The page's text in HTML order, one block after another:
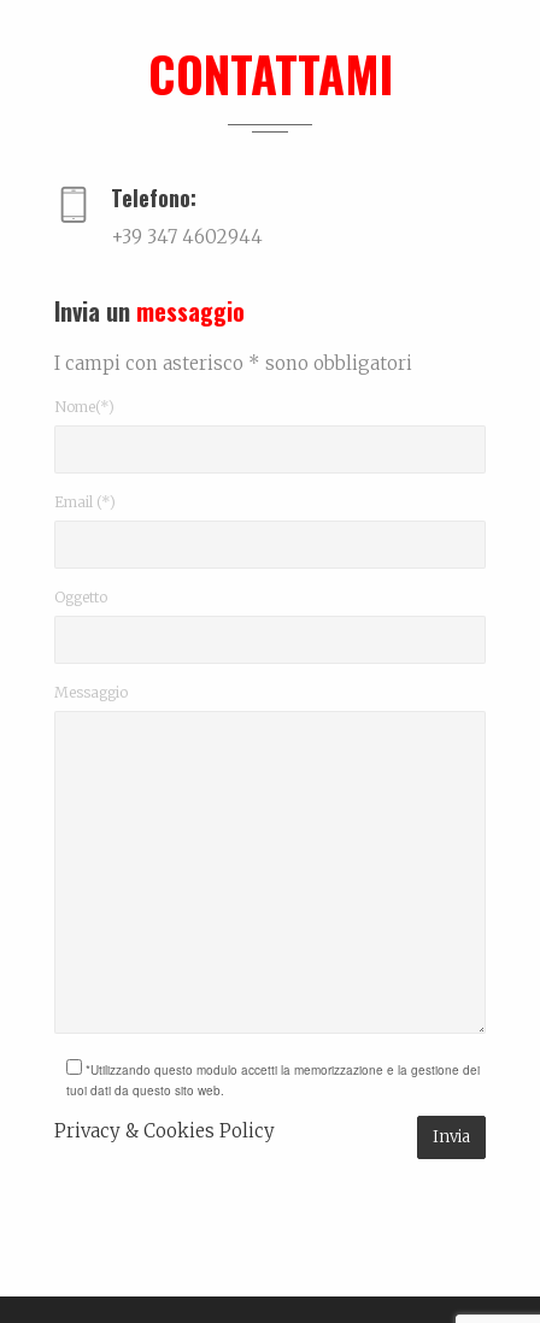
La biografia di Massimo Pazzaglini Sicuri di sa...
CONTATTAMI
Telefono:
+39 347 4602944
Invia un messaggio
I campi con asterisco * sono obbligatori
Nome(*)
Email (*)
Oggetto
Messaggio
*Utilizzando questo modulo accetti la memorizzazione e la gestione dei
tuoi dati da questo sito web.
Privacy & Cookies Policy